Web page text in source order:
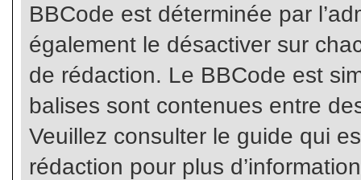
BBCode est déterminée par
également le désactiver sur
de rédaction. Le BBCode est
balises sont contenues entre
Veuillez consulter le guide qui
rédaction pour plus